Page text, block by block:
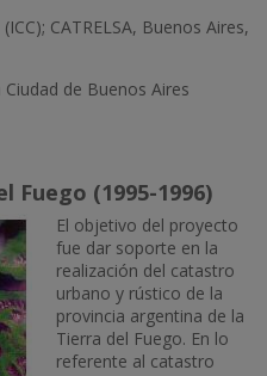
CATRELSA, Buenos Aires,
de Buenos Aires
Fuego (1995-1996)
El objetivo del proyecto
fue dar soporte en la
realización del catastro
urbano y rústico de la
provincia argentina de la
Tierra del Fuego. En lo
referente al catastro